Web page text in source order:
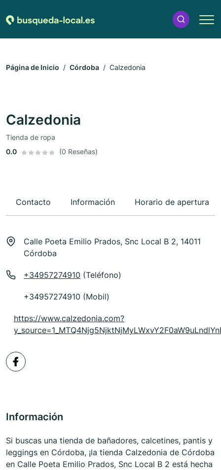
Página de Inicio Córdoba Calzedonia
Calzedonia
Tienda de ropa
0.0
(0 Reseñas)
Contacto Información Horario de apertura
Calle Poeta Emilio Prados, Snc Local B 2, 14011
Córdoba
+34957274910 (Teléfono)
+34957274910 (Mobil)
https://www.calzedonia.com?
Información
Si buscas una tienda de bañadores, calcetines, pantis y
leggings en Córdoba, ¡la tienda Calzedonia de Córdoba
en Calle Poeta Emilio Prados, Snc Local B 2 está hecha